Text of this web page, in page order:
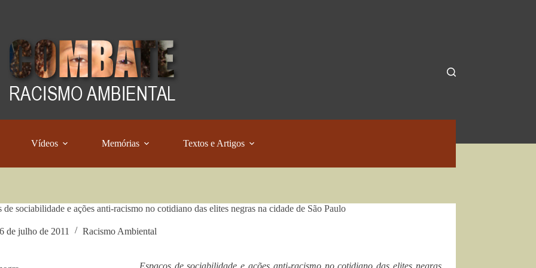
Vídeos Memórias Textos e Artigos
de sociabilidade e ações anti-racismo no cotidiano das elites negras na cidade de São Paulo
de julho de 2011 Racismo Ambiental
Espaços de sociabilidade e ações anti-racismo no cotidiano das elites negras